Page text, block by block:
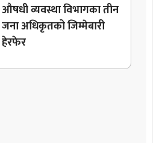
औषधी व्यवस्था विभागका तीन
जना अधिकृतको जिम्मेबारी
हेरफेर